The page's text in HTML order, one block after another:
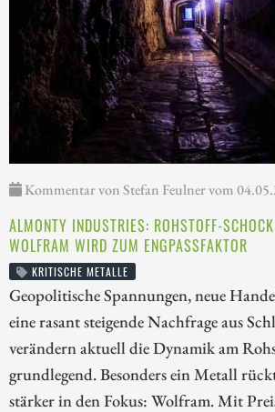
Kommentar von Stefan Feulner vom
ALMONTY INDUSTRIES: ROHSTOFF-
WOLFRAM WIRD ZUM ENGPASSFAKTOR
KRITISCHE METALLE
Geopolitische Spannungen, neue
eine rasant steigende Nachfrage aus
verändern aktuell die Dynamik am
grundlegend. Besonders ein Metall
stärker in den Fokus: Wolfram. Mit